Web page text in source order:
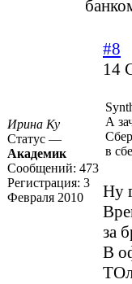
Ирина Ку
Статус —
Академик
Сообщений: 473
Регистрация: 3
Февраля 2010
#8
14
А
в
Ну
за
В